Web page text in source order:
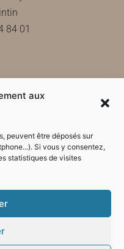
aux
peuvent être déposés sur
Si vous y consentez,
statistiques de visites
84 01
la mairie